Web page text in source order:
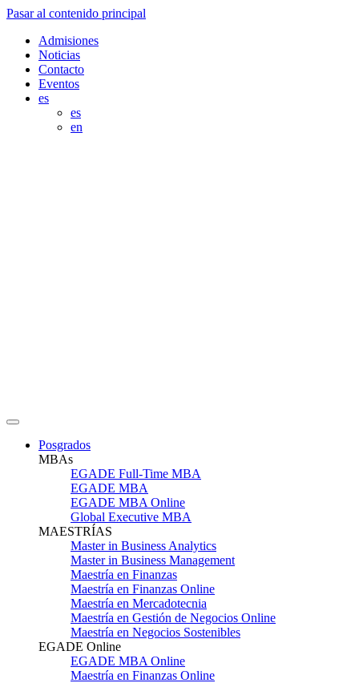
Pasar al contenido principal
Admisiones
Noticias
Contacto
Eventos
es
es
en
Posgrados
MBAs
EGADE Full-Time MBA
EGADE MBA
EGADE MBA Online
Global Executive MBA
MAESTRÍAS
Master in Business Analytics
Master in Business Management
Maestría en Finanzas
Maestría en Finanzas Online
Maestría en Mercadotecnia
Maestría en Gestión de Negocios Online
Maestría en Negocios Sostenibles
EGADE Online
EGADE MBA Online
Maestría en Finanzas Online